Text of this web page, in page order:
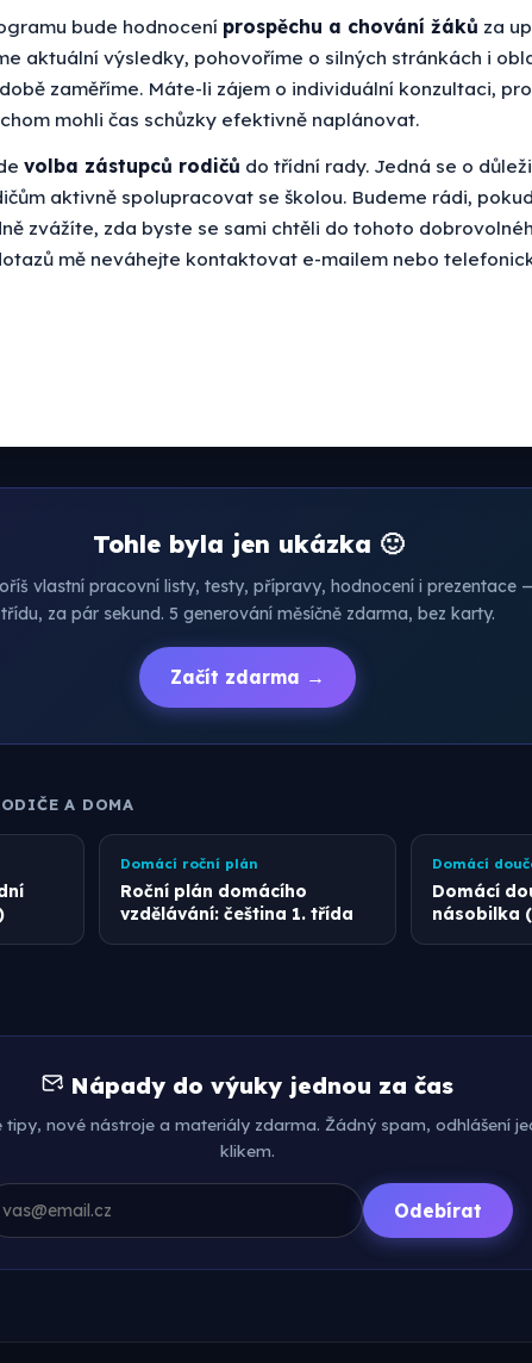
bude hodnocení prospěchu a chování žáků za
aktuální výsledky, pohovoříme o silných stránkách i
zaměříme. Máte-li zájem o individuální konzultaci,
mohli čas schůzky efektivně naplánovat.
volba zástupců rodičů do třídní rady. Jedná se o
aktivně spolupracovat se školou. Budeme rádi,
zvážíte, zda byste se sami chtěli do tohoto
mě neváhejte kontaktovat e-mailem nebo
Tohle byla jen ukázka 🙂
vlastní pracovní listy, testy, přípravy, hodnocení i prezentace
třídu, za pár sekund. 5 generování měsíčně zdarma, bez karty.
Začít zdarma →
A DOMA
Domácí roční plán
Roční plán domácího
vzdělávání: čeština 1. třída
Domácí
Domácí
násobilka
Nápady do výuky jednou za čas
tipy, nové nástroje a materiály zdarma. Žádný spam, odhlášení
klikem.
Odebírat